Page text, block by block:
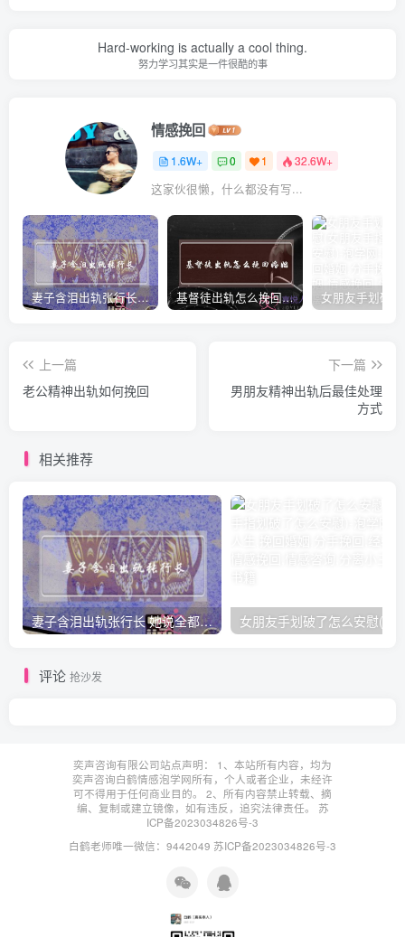
Hard-working is actually a cool thing.
努力学习其实是一件很酷的事
情感挽回
1.6W+ 0 1 32.6W+
这家伙很懒，什么都没有写...
妻子含泪出轨张行长 她说全都是因为家中 基督徒出轨怎么挽回婚姻(基督徒面对出轨婚姻)
上一篇
老公精神出轨如何挽回
下一篇
男朋友精神出轨后最佳处理
方式
相关推荐
妻子含泪出轨张行长 她说全都是因为家中
评论 抢沙发
奕声咨询有限公司站点声明： 1、本站所有内容，均为
奕声咨询白鹤情感泡学网所有，个人或者企业，未经许
可不得用于任何商业目的。 2、所有内容禁止转载、摘
编、复制或建立镜像，如有违反，追究法律责任。 苏
ICP备2023034826号-3
白鹤老师唯一微信：9442049 苏ICP备2023034826号-3